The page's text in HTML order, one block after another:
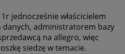
jednocześnie właścicielem
administratorem bazy
na allegro, więc
siedzę w temacie.